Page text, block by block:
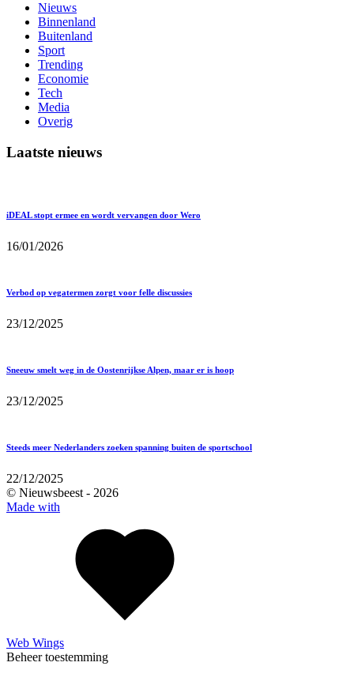
Nieuws
Binnenland
Buitenland
Sport
Trending
Economie
Tech
Media
Overig
Laatste nieuws
iDEAL stopt ermee en wordt vervangen door Wero
16/01/2026
Verbod op vegatermen zorgt voor felle discussies
23/12/2025
Sneeuw smelt weg in de Oostenrijkse Alpen, maar er is hoop
23/12/2025
Steeds meer Nederlanders zoeken spanning buiten de sportschool
22/12/2025
© Nieuwsbeest - 2026
Made with
Web Wings
Beheer toestemming